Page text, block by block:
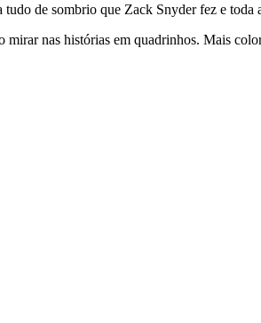
tudo de sombrio que Zack Snyder fez e
mirar nas histórias em quadrinhos. Mais